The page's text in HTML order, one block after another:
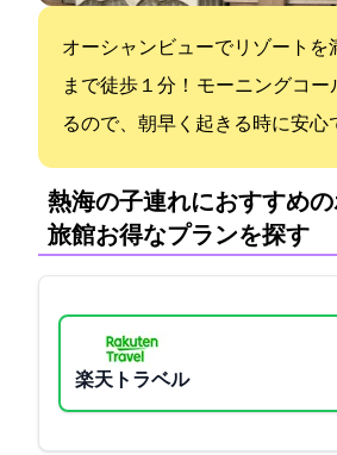
オーシャンビューでリゾートを
まで徒歩１分！ モーニングコ
るので、朝早く起きる時に安心
熱海の子連れにおすすめ
旅館:お得なプランを探す
楽天トラベル